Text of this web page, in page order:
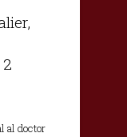
al doctor